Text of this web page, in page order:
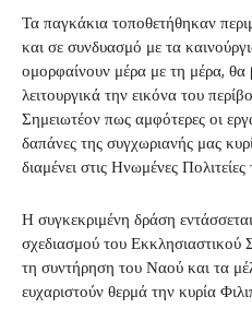
Τα παγκάκια τοποθετήθηκαν
και σε συνδυασμό με τα
ομορφαίνουν μέρα με τη μέρα, θα
λειτουργικά την εικόνα του
Σημειωτέον πως αμφότερες οι
δαπάνες της συγχωριανής μας
διαμένει στις Ηνωμένες
Η συγκεκριμένη δράση
σχεδιασμού του
τη συντήρηση του Ναού και τα
ευχαριστούν θερμά την κυρία